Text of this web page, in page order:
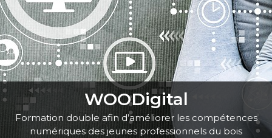
WOODigital
Formation double afin d’améliorer les compétences
numériques des jeunes professionnels du bois